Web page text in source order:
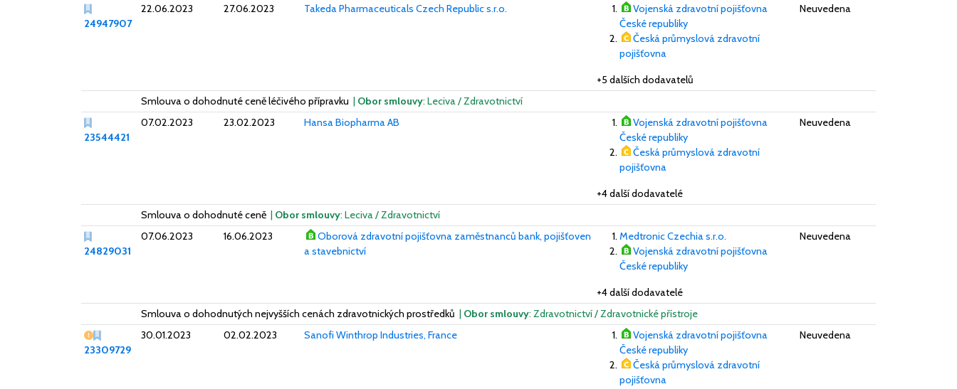
24947907
22.06.2023 27.06.2023 Takeda Pharmaceuticals Czech Republic s.r.o.
Vojenská zdravotní pojišťovna
České republiky
Česká průmyslová zdravotní
pojišťovna
+5 dalších dodavatelů
Neuvedena
Smlouva o dohodnuté ceně léčivého přípravku | Obor smlouvy: Leciva / Zdravotnictví
23544421
07.02.2023 23.02.2023 Hansa Biopharma AB
Vojenská zdravotní pojišťovna
České republiky
Česká průmyslová zdravotní
pojišťovna
+4 další dodavatelé
Neuvedena
Smlouva o dohodnuté ceně | Obor smlouvy: Leciva / Zdravotnictví
24829031
07.06.2023 16.06.2023
Oborová zdravotní pojišťovna zaměstnanců bank, pojišťoven
a stavebnictví
Medtronic Czechia s.r.o.
Vojenská zdravotní pojišťovna
České republiky
+4 další dodavatelé
Neuvedena
Smlouva o dohodnutých nejvyšších cenách zdravotnických prostředků | Obor smlouvy: Zdravotnictví / Zdravotnické přístroje
Vážný nedostatek
23309729
30.01.2023 02.02.2023 Sanofi Winthrop Industries, France
Vojenská zdravotní pojišťovna
České republiky
Česká průmyslová zdravotní
pojišťovna
Neuvedena